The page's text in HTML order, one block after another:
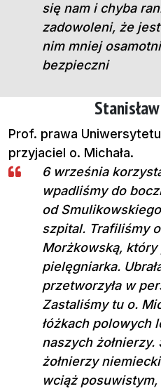
się nam i chyba
zadowoleni, że
nim mniej
bezpieczni
Prof. prawa
przyjaciel o. Michała.
6 września
wpadliśmy do
od
szpital. Trafiliśmy
Morżkowską, który
pielęgniarka.
przetworzyła w
Zastaliśmy tu o.
łóżkach polowych
naszych żołnierzy.
żołnierzy
wciąż